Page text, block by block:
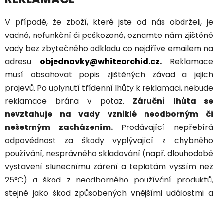
V případě, že zboží, které jste od nás obdrželi, je
vadné, nefunkční či poškozené, oznamte nám zjištěné
vady bez zbytečného odkladu co nejdříve emailem na
adresu objednavky@whiteorchid.cz.Reklamace
musí obsahovat popis zjištěných závad a jejich
projevů. Po uplynutí třídenní lhůty k reklamaci, nebude
reklamace brána v potaz. Záruční lhůta se
nevztahuje na vady vzniklé neodborným či
nešetrným zacházením. Prodávající nepřebírá
odpovědnost za škody vyplývající z chybného
používání, nesprávného skladování (např. dlouhodobé
vystavení slunečnímu záření a teplotám vyšším než
25°C) a škod z neodborného používání produktů,
stejně jako škod způsobených vnějšími událostmi a